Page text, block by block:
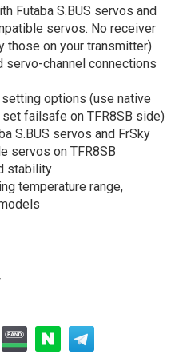
Futaba S.BUS servos and
servos. No receiver
those on your transmitter)
servo-channel connections
options (use native
failsafe on TFR8SB side)
S.BUS servos and FrSky
servos on TFR8SB
stability
temperature range,